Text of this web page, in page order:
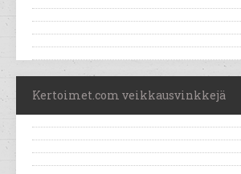
Kertoimet.com veikkausvinkkejä